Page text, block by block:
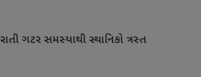
ગટર સમસ્યાથી સ્થાનિકો ત્રસ્ત